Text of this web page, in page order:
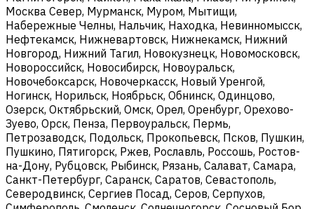
Москва Север, Мурманск, Муром, Мытищи,
Набережные Челны, Нальчик, Находка, Невинномысск,
Нефтекамск, Нижневартовск, Нижнекамск, Нижний
Новгород, Нижний Тагил, Новокузнецк, Новомосковск,
Новороссийск, Новосибирск, Новоуральск,
Новочебоксарск, Новочеркасск, Новый Уренгой,
Ногинск, Норильск, Ноябрьск, Обнинск, Одинцово,
Озерск, Октябрьский, Омск, Орел, Оренбург, Орехово-
Зуево, Орск, Пенза, Первоуральск, Пермь,
Петрозаводск, Подольск, Прокопьевск, Псков, Пушкин,
Пушкино, Пятигорск, Ржев, Рославль, Россошь, Ростов-
на-Дону, Рубцовск, Рыбинск, Рязань, Салават, Самара,
Санкт-Петербург, Саранск, Саратов, Севастополь,
Северодвинск, Сергиев Посад, Серов, Серпухов,